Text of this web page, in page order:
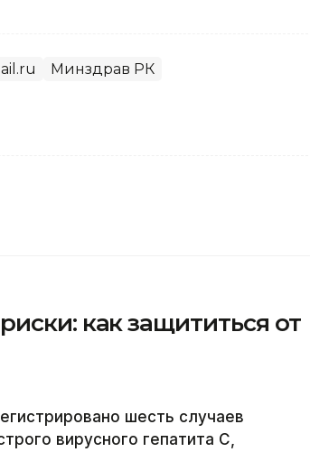
Минздрав РК
как защититься от
шесть случаев
вирусного гепатита С,